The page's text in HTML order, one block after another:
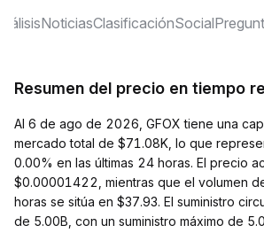
NoticiasClasificaciónSocial
Resumen del precio en tiempo
Al 6 de ago de 2026, GFOX tiene una
mercado total de $71.08K, lo que
0.00% en las últimas 24 horas. El precio
$0.00001422, mientras que el volumen
horas se sitúa en $37.93. El suministro
de 5.00B, con un suministro máximo de